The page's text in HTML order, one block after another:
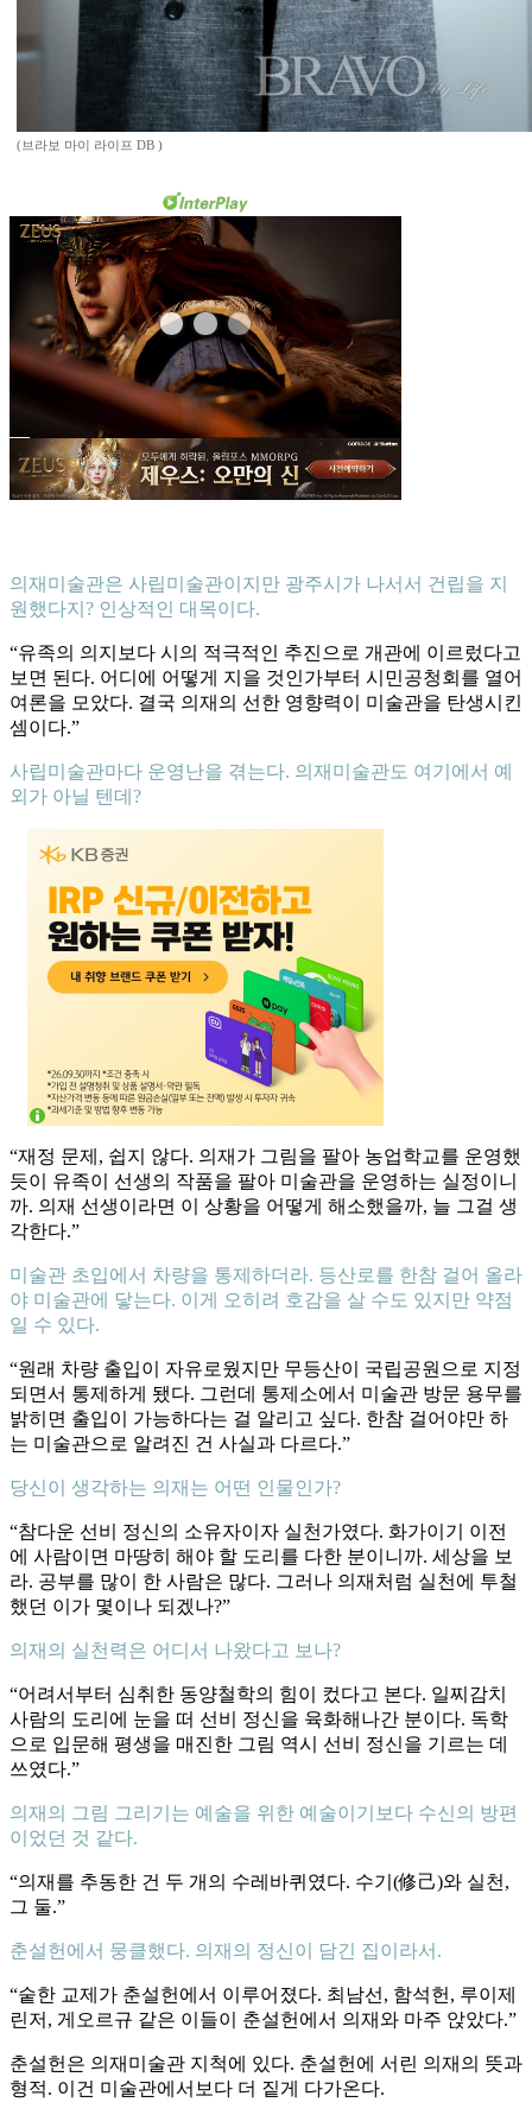
(브라보 마이 라이프 DB )
의재미술관은 사립미술관이지만 광주시가 나서서 건립을 지
원했다지? 인상적인 대목이다.
“유족의 의지보다 시의 적극적인 추진으로 개관에 이르렀다고
보면 된다. 어디에 어떻게 지을 것인가부터 시민공청회를 열어
여론을 모았다. 결국 의재의 선한 영향력이 미술관을 탄생시킨
셈이다.”
사립미술관마다 운영난을 겪는다. 의재미술관도 여기에서 예
외가 아닐 텐데?
“재정 문제, 쉽지 않다. 의재가 그림을 팔아 농업학교를 운영했
듯이 유족이 선생의 작품을 팔아 미술관을 운영하는 실정이니
까. 의재 선생이라면 이 상황을 어떻게 해소했을까, 늘 그걸 생
각한다.”
미술관 초입에서 차량을 통제하더라. 등산로를 한참 걸어 올라
야 미술관에 닿는다. 이게 오히려 호감을 살 수도 있지만 약점
일 수 있다.
“원래 차량 출입이 자유로웠지만 무등산이 국립공원으로 지정
되면서 통제하게 됐다. 그런데 통제소에서 미술관 방문 용무를
밝히면 출입이 가능하다는 걸 알리고 싶다. 한참 걸어야만 하
는 미술관으로 알려진 건 사실과 다르다.”
당신이 생각하는 의재는 어떤 인물인가?
“참다운 선비 정신의 소유자이자 실천가였다. 화가이기 이전
에 사람이면 마땅히 해야 할 도리를 다한 분이니까. 세상을 보
라. 공부를 많이 한 사람은 많다. 그러나 의재처럼 실천에 투철
했던 이가 몇이나 되겠나?”
의재의 실천력은 어디서 나왔다고 보나?
“어려서부터 심취한 동양철학의 힘이 컸다고 본다. 일찌감치
사람의 도리에 눈을 떠 선비 정신을 육화해나간 분이다. 독학
으로 입문해 평생을 매진한 그림 역시 선비 정신을 기르는 데
쓰였다.”
의재의 그림 그리기는 예술을 위한 예술이기보다 수신의 방편
이었던 것 같다.
“의재를 추동한 건 두 개의 수레바퀴였다. 수기(修己)와 실천,
그 둘.”
춘설헌에서 뭉클했다. 의재의 정신이 담긴 집이라서.
“숱한 교제가 춘설헌에서 이루어졌다. 최남선, 함석헌, 루이제
린저, 게오르규 같은 이들이 춘설헌에서 의재와 마주 앉았다.”
춘설헌은 의재미술관 지척에 있다. 춘설헌에 서린 의재의 뜻과
형적. 이건 미술관에서보다 더 짙게 다가온다.